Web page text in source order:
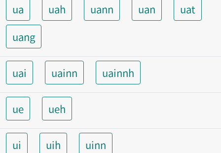
ua uah uann uan
uat
uang
uai uainn uainnh
ue ueh
ui uih uinn